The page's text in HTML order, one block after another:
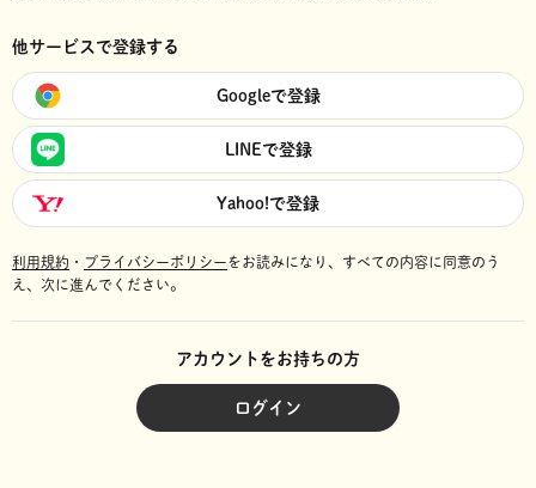
他サービスで登録する
Googleで登録
LINEで登録
Yahoo!で登録
利用規約 ・ プライバシーポリシーをお読みになり、 すべての内容に同意のう
え、次に進んでください。
アカウントをお持ちの方
ログイン